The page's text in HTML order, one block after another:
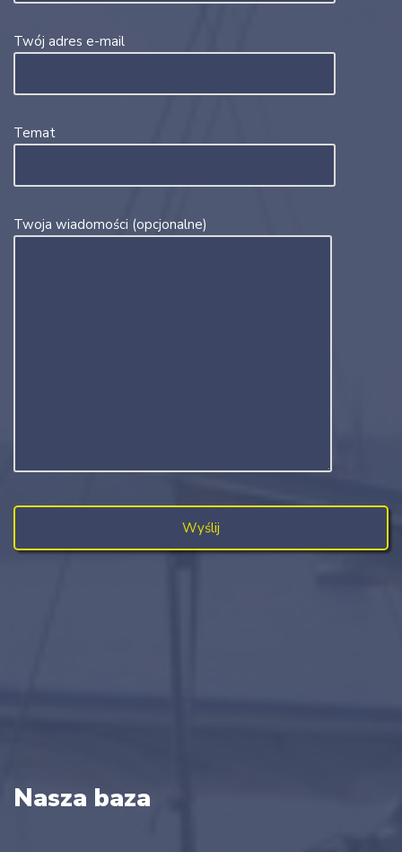
Twój adres e-mail
Temat
Twoja wiadomości (opcjonalne)
Nasza baza